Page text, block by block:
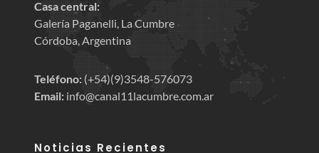
Casa central:
Galería Paganelli, La Cumbre
Córdoba, Argentina
Teléfono: (+54)(9)3548-576073
Email: info@canal11lacumbre.com.ar
Noticias Recientes